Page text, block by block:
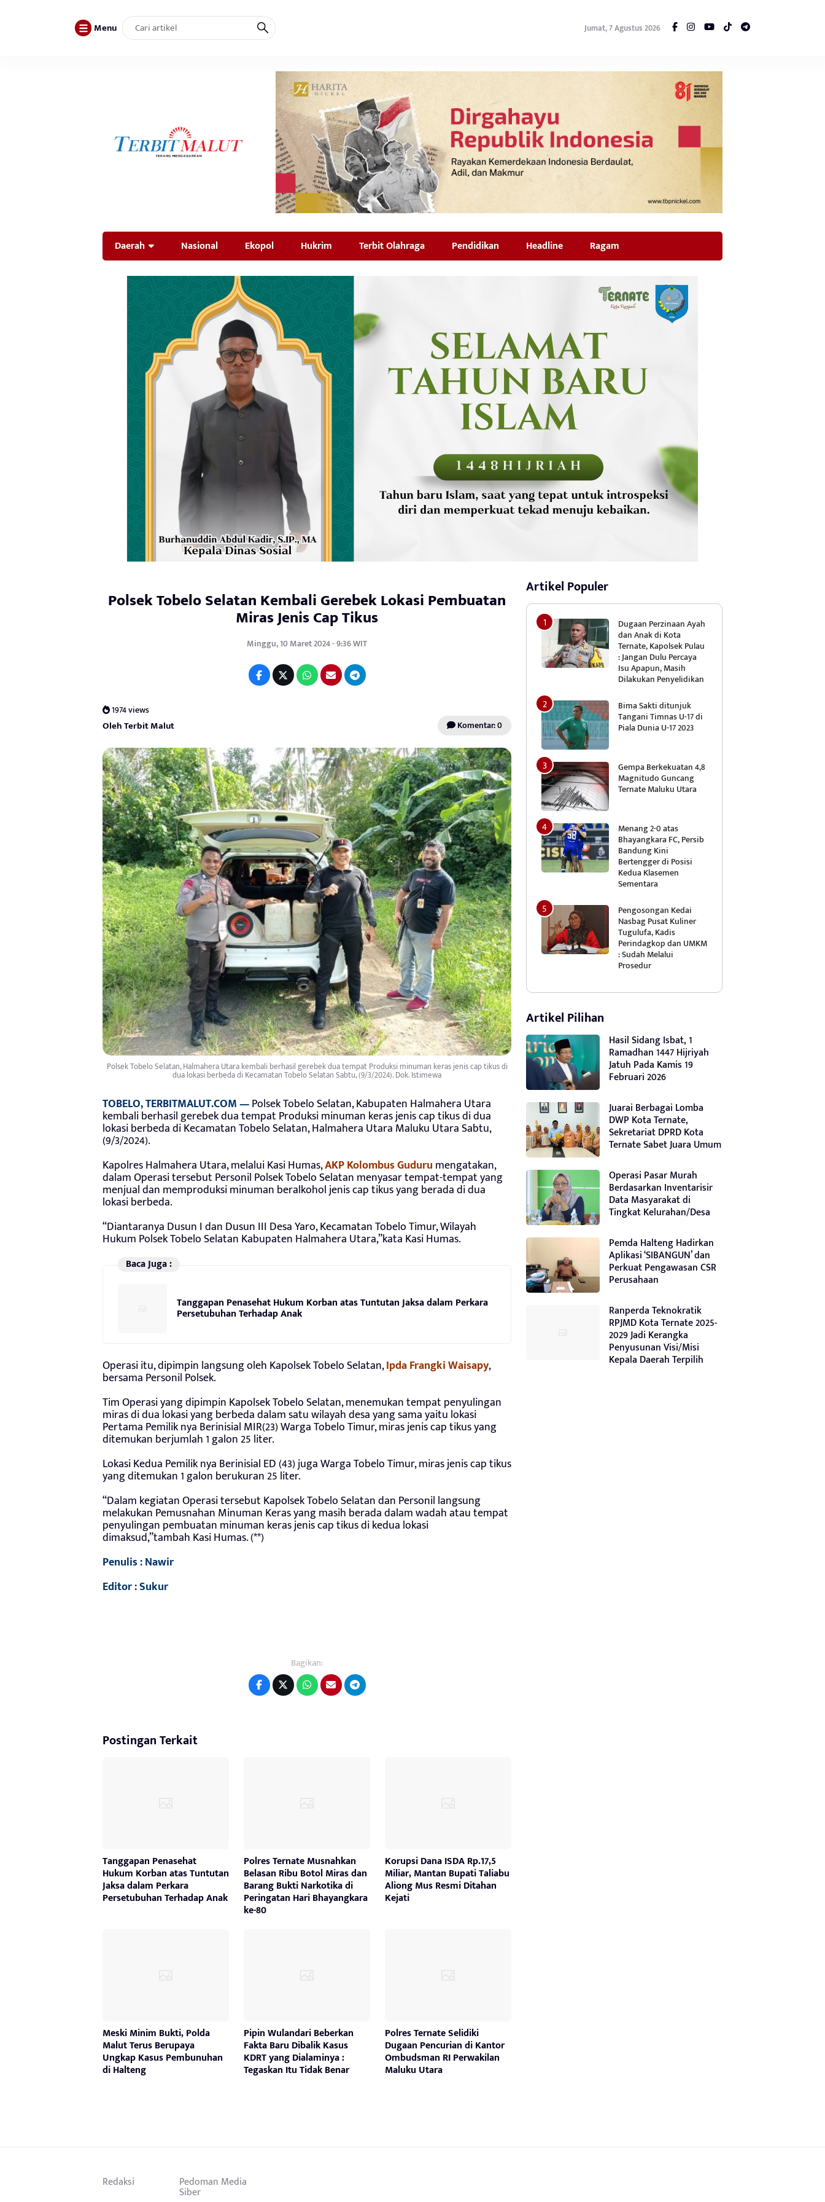
Menu Jumat, 7 Agustus 2026
Daerah Nasional Ekopol Hukrim Terbit Olahraga Pendidikan Headline Ragam
Polsek Tobelo Selatan Kembali Gerebek Lokasi Pembuatan
Miras Jenis Cap Tikus
Minggu, 10 Maret 2024 - 9:36 WIT
1974 views
Oleh Terbit Malut Komentar: 0
Polsek Tobelo Selatan, Halmahera Utara kembali berhasil gerebek dua tempat Produksi minuman keras jenis cap tikus di
dua lokasi berbeda di Kecamatan Tobelo Selatan Sabtu, (9/3/2024). Dok. Istimewa
TOBELO, TERBITMALUT.COM —Polsek Tobelo Selatan, Kabupaten Halmahera Utara
kembali berhasil gerebek dua tempat Produksi minuman keras jenis cap tikus di dua
lokasi berbeda di Kecamatan Tobelo Selatan, Halmahera Utara Maluku Utara Sabtu,
(9/3/2024).
Kapolres Halmahera Utara, melalui Kasi Humas,AKP Kolombus Guduru mengatakan,
dalam Operasi tersebut Personil Polsek Tobelo Selatan menyasar tempat-tempat yang
menjual dan memproduksi minuman beralkohol jenis cap tikus yang berada di dua
lokasi berbeda.
“Diantaranya Dusun I dan Dusun III Desa Yaro, Kecamatan Tobelo Timur, Wilayah
Hukum Polsek Tobelo Selatan Kabupaten Halmahera Utara,”kata Kasi Humas.
Baca Juga :
Tanggapan Penasehat Hukum Korban atas Tuntutan Jaksa dalam Perkara
Persetubuhan Terhadap Anak
Operasi itu, dipimpin langsung oleh Kapolsek Tobelo Selatan,Ipda Frangki Waisapy,
bersama Personil Polsek.
Tim Operasi yang dipimpin Kapolsek Tobelo Selatan, menemukan tempat penyulingan
miras di dua lokasi yang berbeda dalam satu wilayah desa yang sama yaitu lokasi
Pertama Pemilik nya Berinisial MIR(23) Warga Tobelo Timur, miras jenis cap tikus yang
ditemukan berjumlah 1 galon 25 liter.
Lokasi Kedua Pemilik nya Berinisial ED (43) juga Warga Tobelo Timur, miras jenis cap tikus
yang ditemukan 1 galon berukuran 25 liter.
“Dalam kegiatan Operasi tersebut Kapolsek Tobelo Selatan dan Personil langsung
melakukan Pemusnahan Minuman Keras yang masih berada dalam wadah atau tempat
penyulingan pembuatan minuman keras jenis cap tikus di kedua lokasi
dimaksud,”tambah Kasi Humas. (**)
Penulis : Nawir
Editor : Sukur
Bagikan:
Postingan Terkait
Tanggapan Penasehat
Hukum Korban atas Tuntutan
Jaksa dalam Perkara
Persetubuhan Terhadap Anak
Polres Ternate Musnahkan
Belasan Ribu Botol Miras dan
Barang Bukti Narkotika di
Peringatan Hari Bhayangkara
ke-80
Korupsi Dana ISDA Rp.17,5
Miliar, Mantan Bupati Taliabu
Aliong Mus Resmi Ditahan
Kejati
Meski Minim Bukti, Polda
Malut Terus Berupaya
Ungkap Kasus Pembunuhan
di Halteng
Pipin Wulandari Beberkan
Fakta Baru Dibalik Kasus
KDRT yang Dialaminya :
Tegaskan Itu Tidak Benar
Polres Ternate Selidiki
Dugaan Pencurian di Kantor
Ombudsman RI Perwakilan
Maluku Utara
Artikel Populer
Dugaan Perzinaan Ayah
dan Anak di Kota
Ternate, Kapolsek Pulau
: Jangan Dulu Percaya
Isu Apapun, Masih
Dilakukan Penyelidikan
Bima Sakti ditunjuk
Tangani Timnas U-17 di
Piala Dunia U-17 2023
Gempa Berkekuatan 4,8
Magnitudo Guncang
Ternate Maluku Utara
Menang 2-0 atas
Bhayangkara FC, Persib
Bandung Kini
Bertengger di Posisi
Kedua Klasemen
Sementara
Pengosongan Kedai
Nasbag Pusat Kuliner
Tugulufa, Kadis
Perindagkop dan UMKM
: Sudah Melalui
Prosedur
Artikel Pilihan
Hasil Sidang Isbat, 1
Ramadhan 1447 Hijriyah
Jatuh Pada Kamis 19
Februari 2026
Juarai Berbagai Lomba
DWP Kota Ternate,
Sekretariat DPRD Kota
Ternate Sabet Juara Umum
Operasi Pasar Murah
Berdasarkan Inventarisir
Data Masyarakat di
Tingkat Kelurahan/Desa
Pemda Halteng Hadirkan
Aplikasi ‘SIBANGUN’ dan
Perkuat Pengawasan CSR
Perusahaan
Ranperda Teknokratik
RPJMD Kota Ternate 2025-
2029 Jadi Kerangka
Penyusunan Visi/Misi
Kepala Daerah Terpilih
Redaksi Pedoman Media
Siber